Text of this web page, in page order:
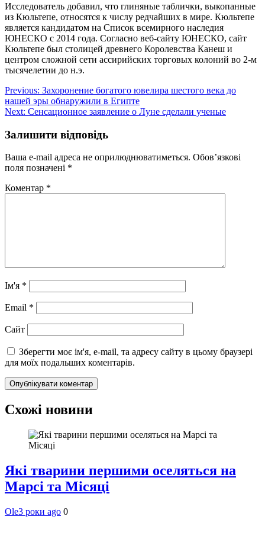
Исследователь добавил, что глиняные таблички, выкопанные
из Кюльтепе, относятся к числу редчайших в мире. Кюльтепе
является кандидатом на Список всемирного наследия
ЮНЕСКО с 2014 года. Согласно веб-сайту ЮНЕСКО, сайт
Кюльтепе был столицей древнего Королевства Канеш и
центром сложной сети ассирийских торговых колоний во 2-м
тысячелетии до н.э.
Навігація
записів
Previous: Захоронение богатого ювелира шестого века до
нашей эры обнаружили в Египте
Next: Сенсационное заявление о Луне сделали ученые
Залишити відповідь
Ваша e-mail адреса не оприлюднюватиметься. Обов’язкові
поля позначені *
Коментар *
Ім'я *
Email *
Сайт
Зберегти моє ім'я, e-mail, та адресу сайту в цьому браузері
для моїх подальших коментарів.
Схожі новини
Які тварини першими оселяться на
Марсі та Місяці
Ole3 роки ago 0